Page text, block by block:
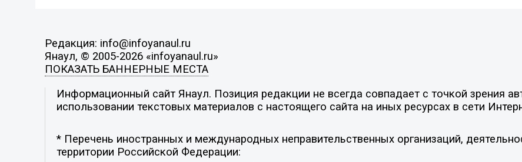
Редакция: info@infoyanaul.ru
Янаул, © 2005-2026 «infoyanaul.ru»
ПОКАЗАТЬ БАННЕРНЫЕ МЕСТА
Информационный сайт Янаул. Позиция редакции не всегда совпадает с точкой зрения
использовании текстовых материалов с настоящего сайта на иных ресурсах в сети
* Перечень иностранных и международных неправительственных организаций,
территории Российской Федерации: